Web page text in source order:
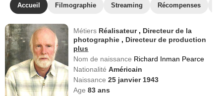
Accueil Filmographie Streaming Récompenses
Métiers Réalisateur , Directeur de la
photographie , Directeur de production
plus
Nom de naissance Richard Inman Pearce
NationalitéAméricain
Naissance25 janvier 1943
Age83 ans